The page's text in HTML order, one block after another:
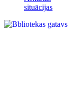
situācijas